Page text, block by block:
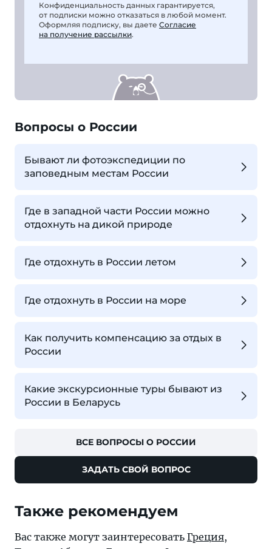
Конфиденциальность данных гарантируется,
от подписки можно отказаться в любой момент.
Оформляя подписку, вы даете Согласие
на получение рассылки.
Вопросы о России
Бывают ли фотоэкспедиции по
заповедным местам России
Где в западной части России можно
отдохнуть на дикой природе
Где отдохнуть в России летом
Где отдохнуть в России на море
Как получить компенсацию за отдых в
России
Какие экскурсионные туры бывают из
России в Беларусь
ВСЕ ВОПРОСЫ О РОССИИ
ЗАДАТЬ СВОЙ ВОПРОС
Также рекомендуем
Вас также могут заинтересовать Греция,